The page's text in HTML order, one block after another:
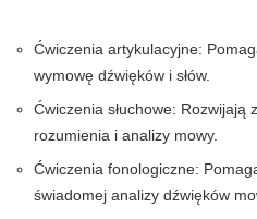
Ćwiczenia artykulacyjne:
wymowę dźwięków i słów.
Ćwiczenia słuchowe: Rozwijają
rozumienia i analizy mowy.
Ćwiczenia fonologiczne:
świadomej analizy dźwięków